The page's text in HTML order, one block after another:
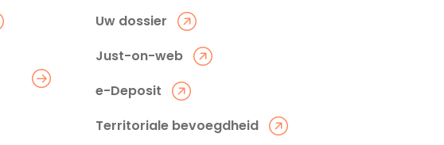
Uw dossier
Just-on-web
e-Deposit
Territoriale bevoegdheid